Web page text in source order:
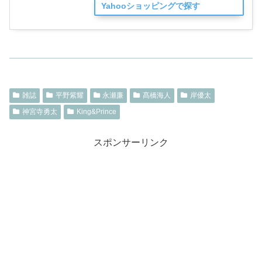
Yahooショッピングで探す
雑誌 平野紫耀 永瀬廉 髙橋海人
岸優太
神宮寺勇太
King&Prince
スポンサーリンク